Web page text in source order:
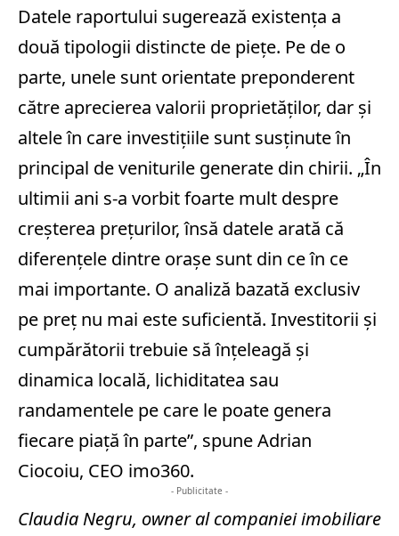
Datele raportului sugerează existenţa a
două tipologii distincte de pieţe. Pe de o
parte, unele sunt orientate preponderent
către aprecierea valorii proprietăţilor, dar şi
altele în care investiţiile sunt susţinute în
principal de veniturile generate din chirii. „În
ultimii ani s-a vorbit foarte mult despre
creşterea preţurilor, însă datele arată că
diferenţele dintre oraşe sunt din ce în ce
mai importante. O analiză bazată exclusiv
pe preţ nu mai este suficientă. Investitorii şi
cumpărătorii trebuie să înţeleagă şi
dinamica locală, lichiditatea sau
randamentele pe care le poate genera
fiecare piaţă în parte”, spune Adrian
Ciocoiu, CEO imo360.
- Publicitate -
Claudia Negru, owner al companiei imobiliare